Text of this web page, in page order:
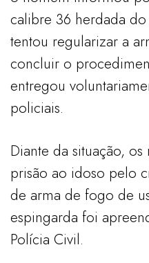
calibre 36 herdada
tentou regularizar a
concluir o
entregou
policiais.
Diante da situação,
prisão ao idoso pelo
de arma de fogo de
espingarda foi
Polícia Civil.